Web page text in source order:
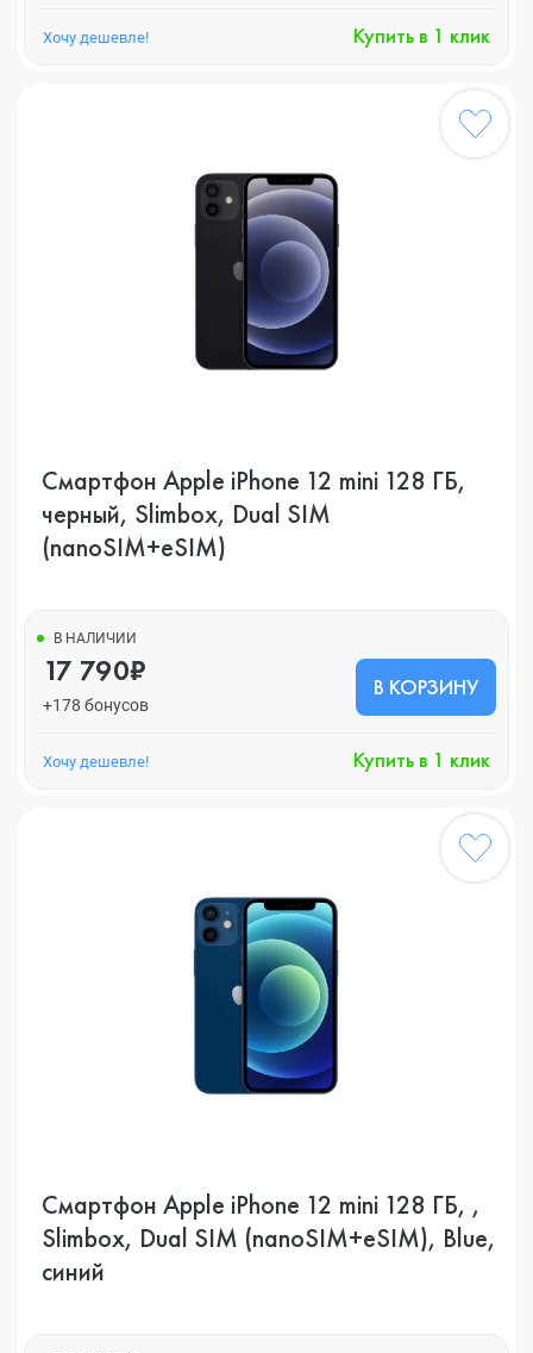
Хочу дешевле! Купить в 1 клик
Смартфон Apple iPhone 12 mini 128 ГБ,
черный, Slimbox, Dual SIM
(nanoSIM+eSIM)
В НАЛИЧИИ
17 790₽
+178 бонусов
В КОРЗИНУ
Хочу дешевле! Купить в 1 клик
Смартфон Apple iPhone 12 mini 128 ГБ, ,
Slimbox, Dual SIM (nanoSIM+eSIM), Blue,
синий